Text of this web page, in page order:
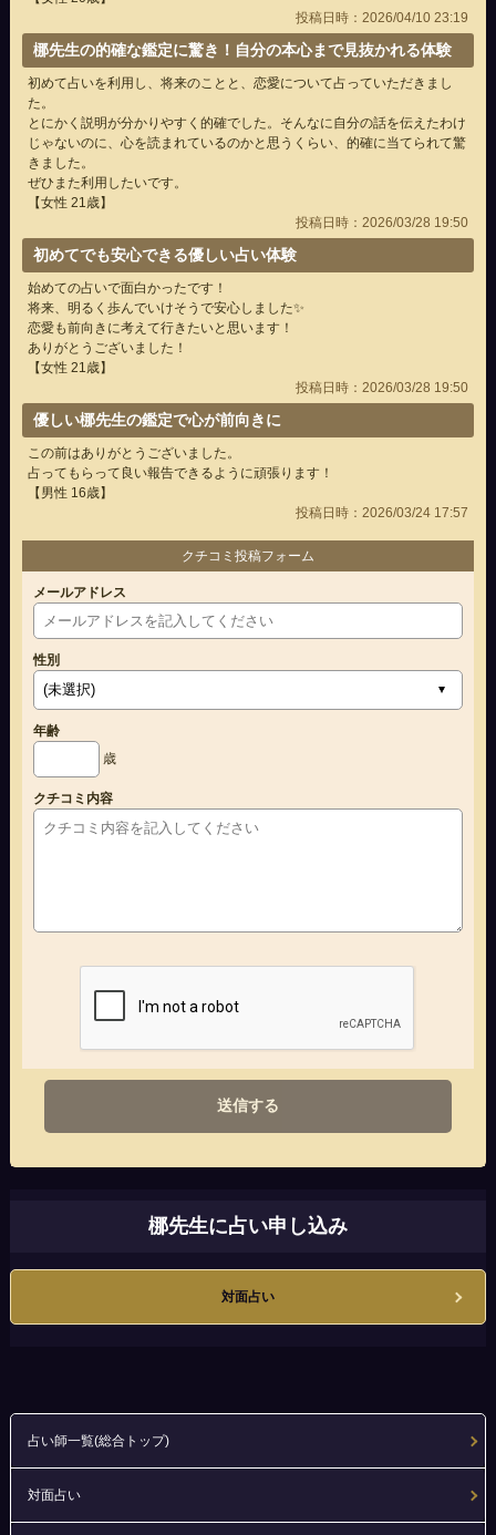
投稿日時：2026/04/10 23:19
梛先生の的確な鑑定に驚き！自分の本心まで見抜かれる体験
初めて占いを利用し、将来のことと、恋愛について占っていただきまし
た。
とにかく説明が分かりやすく的確でした。そんなに自分の話を伝えたわけ
じゃないのに、心を読まれているのかと思うくらい、的確に当てられて驚
きました。
ぜひまた利用したいです。
【女性 21歳】
投稿日時：2026/03/28 19:50
初めてでも安心できる優しい占い体験
始めての占いで面白かったです！
将来、明るく歩んでいけそうで安心しました✨
恋愛も前向きに考えて行きたいと思います！
ありがとうございました！
【女性 21歳】
投稿日時：2026/03/28 19:50
優しい梛先生の鑑定で心が前向きに
この前はありがとうございました。
占ってもらって良い報告できるように頑張ります！
【男性 16歳】
投稿日時：2026/03/24 17:57
クチコミ投稿フォーム
メールアドレス
性別
年齢
歳
クチコミ内容
送信する
梛先生に占い申し込み
対面占い
占い師一覧(総合トップ)
対面占い